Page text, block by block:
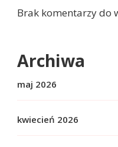
Brak komentarzy do
Archiwa
maj 2026
kwiecień 2026